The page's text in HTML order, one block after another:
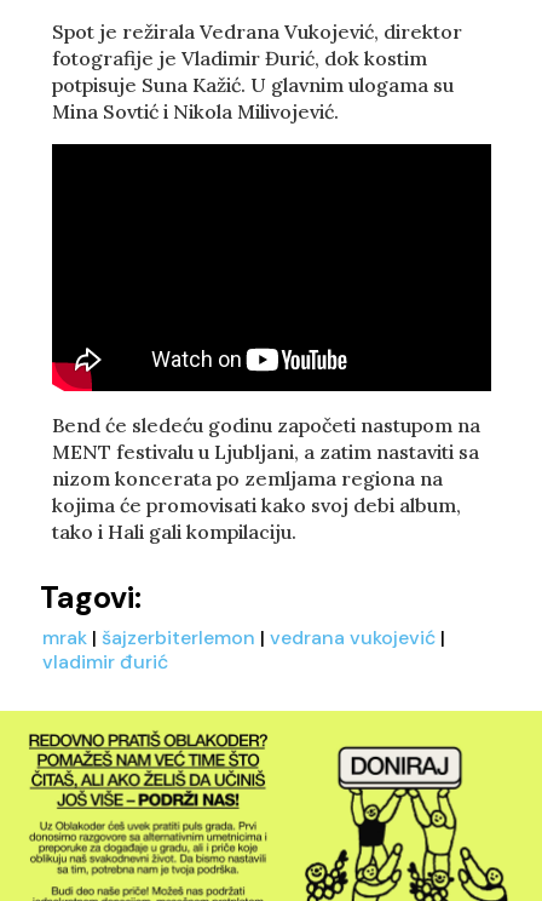
Spot je režirala Vedrana Vukojević, direktor
fotografije je Vladimir Đurić, dok kostim
potpisuje Suna Kažić. U glavnim ulogama su
Mina Sovtić i Nikola Milivojević.
Bend će sledeću godinu započeti nastupom na
MENT festivalu u Ljubljani, a zatim nastaviti sa
nizom koncerata po zemljama regiona na
kojima će promovisati kako svoj debi album,
tako i Hali gali kompilaciju.
Tagovi:
mrak | šajzerbiterlemon |vedrana vukojević |
vladimir đurić